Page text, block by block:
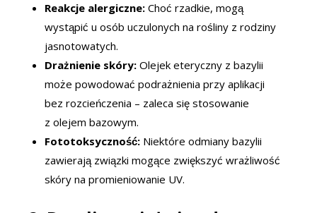
Reakcje alergiczne:Choć rzadkie, mogą
wystąpić u osób uczulonych na rośliny z rodziny
jasnotowatych.
Drażnienie skóry:Olejek eteryczny z bazylii
może powodować podrażnienia przy aplikacji
bez rozcieńczenia – zaleca się stosowanie
z olejem bazowym.
Fototoksyczność:Niektóre odmiany bazylii
zawierają związki mogące zwiększyć wrażliwość
skóry na promieniowanie UV.